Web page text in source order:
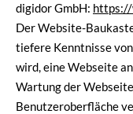
digidor GmbH: https://
Der Website-
tiefere Kenntnisse
wird, eine Webseite
Wartung der
Benutzeroberfläche